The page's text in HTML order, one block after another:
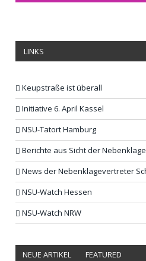
LINKS
Keupstraße ist überall
Initiative 6. April Kassel
NSU-Tatort Hamburg
Berichte aus Sicht der
News der Nebenklagevertreter
NSU-Watch Hessen
NSU-Watch NRW
NEUE ARTIKEL FEATURED